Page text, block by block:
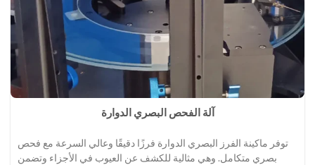
آلة الفحص البصري الدوارة
توفر ماكينة الفرز البصري الدوارة فرزًا دقيقًا وعالي السرعة مع فحص
بصري متكامل. وهي مثالية للكشف عن العيوب في الأجزاء وتضمن